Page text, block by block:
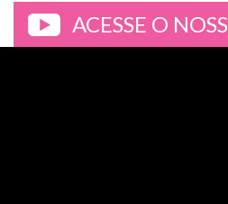
ACESSE O